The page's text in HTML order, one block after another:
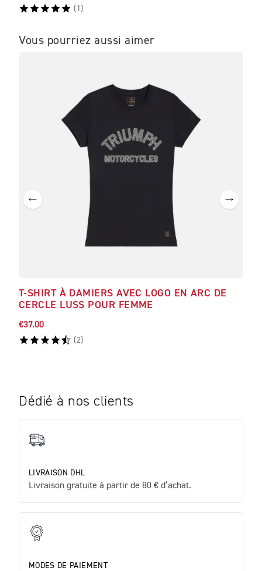
( 1 )
Vous pourriez aussi aimer
T-SHIRT À DAMIERS AVEC LOGO EN ARC DE
CERCLE LUSS POUR FEMME
€37.00
(2)
Dédié à nos clients
LIVRAISON DHL
Livraison gratuite à partir de 80 € d’achat.
MODES DE PAIEMENT